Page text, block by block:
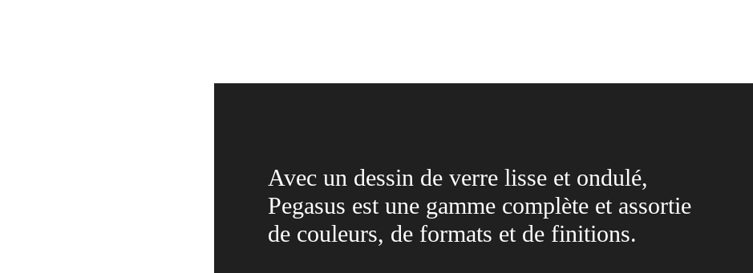
Avec un dessin de verre lisse et ondulé,
Pegasus est une gamme complète et assortie
de couleurs, de formats et de finitions.